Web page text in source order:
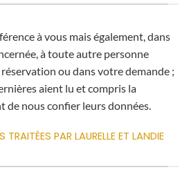
à vous mais également, dans
à toute autre personne
ou dans votre demande ;
aient lu et compris la
de nous confier leurs données.
TRAITÉES PAR LAURELLE ET LANDIE